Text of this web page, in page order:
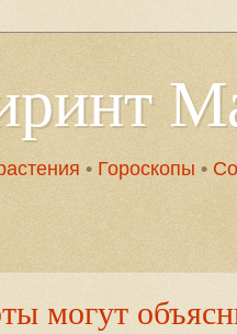
• Гороскопы •
могут